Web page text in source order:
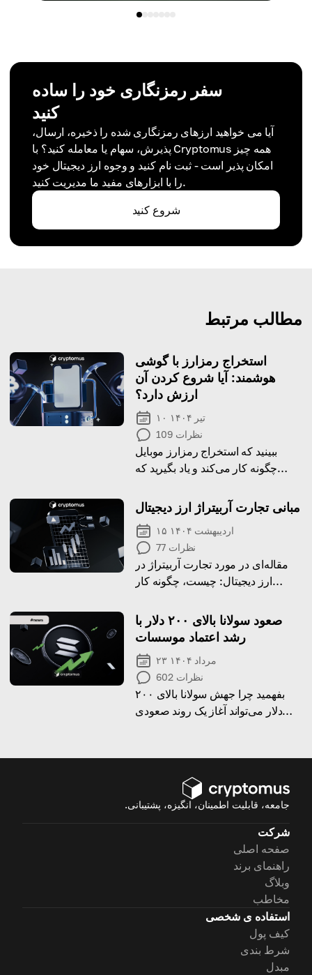
سفر رمزنگاری خود را ساده
کنید
آیا می خواهید ارزهای رمزنگاری شده را ذخیره، ارسال،
پذیرش، سهام یا معامله کنید؟ با Cryptomus همه چیز
امکان پذیر است - ثبت نام کنید و وجوه ارز دیجیتال خود
را با ابزارهای مفید ما مدیریت کنید.
شروع کنید
مطالب مرتبط
استخراج رمزارز با گوشی
هوشمند: آیا شروع کردن آن
ارزش دارد؟
۱۰ تیر ۱۴۰۴
109 نظرات
ببینید که استخراج رمزارز موبایل
چگونه کار می‌کند و یاد بگیرید که
مبانی تجارت آربیتراژ ارز دیجیتال
۱۵ اردیبهشت ۱۴۰۴
77 نظرات
مقاله‌ای در مورد تجارت آربیتراژ در
ارز دیجیتال: چیست، چگونه کار
صعود سولانا بالای ۲۰۰ دلار با
رشد اعتماد موسسات
۲۳ مرداد ۱۴۰۴
602 نظرات
بفهمید چرا جهش سولانا بالای ۲۰۰
دلار می‌تواند آغاز یک روند صعودی
جامعه، قابلیت اطمینان، انگیزه، پشتیبانی.
شرکت
صفحه اصلی
راهنمای برند
وبلاگ
مخاطب
استفاده ی شخصی
کیف پول
شرط بندی
مبدل